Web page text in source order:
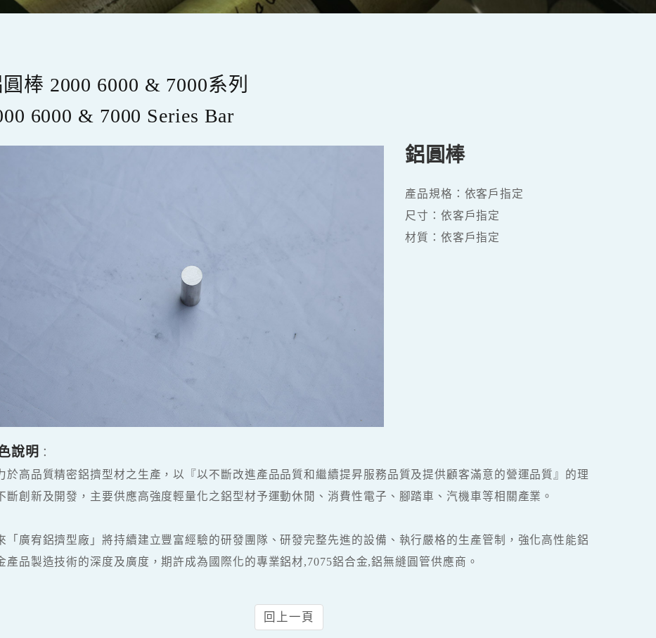
棒 2000 6000 & 7000系列
6000 & 7000 Series Bar
鋁圓棒
產品規格：依客戶指定
尺寸：依客戶指定
材質：依客戶指定
說明 ：
於高品質精密鋁擠型材之生產，以『以不斷改進產品品質和繼續提昇服務品質及提供顧客滿意的營運品質』的理
斷創新及開發，主要供應高強度輕量化之鋁型材予運動休閒、消費性電子、腳踏車、汽機車等相關產業。
「廣宥鋁擠型廠」將持續建立豐富經驗的研發團隊、研發完整先進的設備、執行嚴格的生產管制，強化高性能鋁
產品製造技術的深度及廣度，期許成為國際化的專業鋁材,7075鋁合金,鋁無縫圓管供應商。
回上一頁